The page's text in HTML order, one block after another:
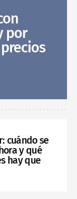
por
cuándo se
y qué
hay que